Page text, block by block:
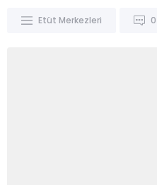
Etüt Merkezleri 0